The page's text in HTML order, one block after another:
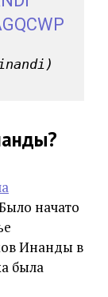
начато
Инанды в
была